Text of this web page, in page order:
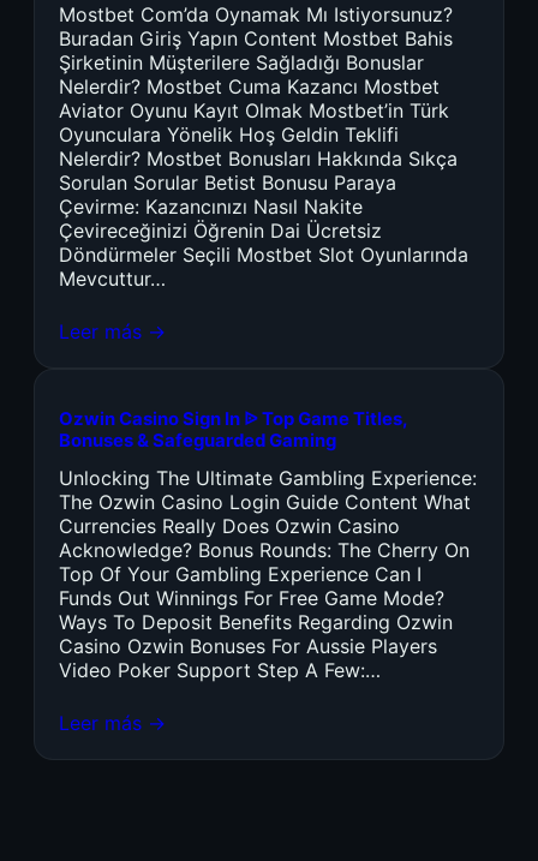
Mostbet Com’da Oynamak Mı Istiyorsunuz?
Buradan Giriş Yapın Content Mostbet Bahis
Şirketinin Müşterilere Sağladığı Bonuslar
Nelerdir? Mostbet Cuma Kazancı Mostbet
Aviator Oyunu Kayıt Olmak Mostbet’in Türk
Oyunculara Yönelik Hoş Geldin Teklifi
Nelerdir? Mostbet Bonusları Hakkında Sıkça
Sorulan Sorular Betist Bonusu Paraya
Çevirme: Kazancınızı Nasıl Nakite
Çevireceğinizi Öğrenin Dai Ücretsiz
Döndürmeler Seçili Mostbet Slot Oyunlarında
Mevcuttur…
Leer más →
Ozwin Casino Sign In ᐉ Top Game Titles,
Bonuses & Safeguarded Gaming
Unlocking The Ultimate Gambling Experience:
The Ozwin Casino Login Guide Content What
Currencies Really Does Ozwin Casino
Acknowledge? Bonus Rounds: The Cherry On
Top Of Your Gambling Experience Can I
Funds Out Winnings For Free Game Mode?
Ways To Deposit Benefits Regarding Ozwin
Casino Ozwin Bonuses For Aussie Players
Video Poker Support Step A Few:…
Leer más →